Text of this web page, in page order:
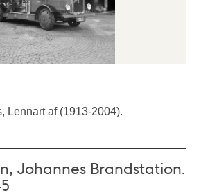
Lennart af (1913-2004).
Johannes Brandstation.